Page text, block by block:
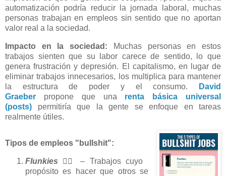
automatización podría reducir la jornada laboral, muchas
personas trabajan en empleos sin sentido que no aportan
valor real a la sociedad.
Impacto en la sociedad:
Muchas personas en estos
trabajos sienten que su labor carece de sentido, lo que
genera frustración y depresión. El capitalismo, en lugar de
eliminar trabajos innecesarios, los multiplica para mantener
la estructura de poder y el consumo.
David
Graeber
propone que una renta básica universal
(posts) permitiría que la gente se enfoque en tareas
realmente útiles.
Tipos de empleos "bullshit":
Flunkies
🤵‍♂️ – Trabajos cuyo
propósito es hacer que otros se